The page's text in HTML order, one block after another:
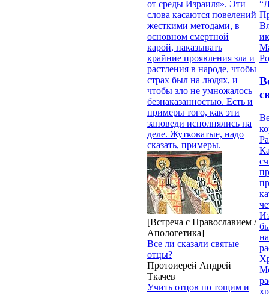
от среды Израиля». Эти
слова касаются повелений
жесткими методами, в
основном смертной
карой, наказывать
крайние проявления зла и
растления в народе, чтобы
страх был на людях, и
чтобы зло не умножалось
безнаказанностью. Есть и
примеры того, как эти
заповеди исполнялись на
деле. Жутковатые, надо
сказать, примеры.
[Встреча с Православием /
Апологетика]
Все ли сказали святые
отцы?
Протоиерей Андрей
Ткачев
Учить отцов по тощим и